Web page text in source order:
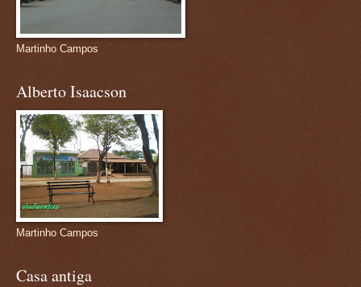
Martinho Campos
Alberto Isaacson
Martinho Campos
Casa antiga